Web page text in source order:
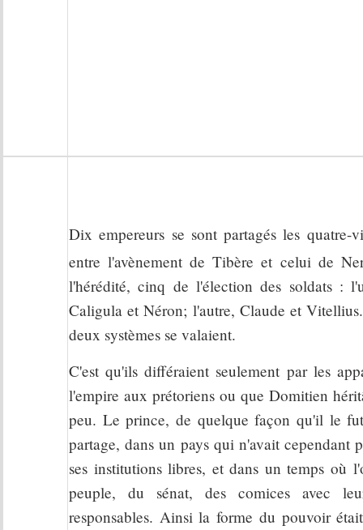
Dix empereurs se sont partagés les quatre-
entre l'avènement de Tibère et celui de
l'hérédité, cinq de l'élection des soldats :
Caligula et Néron; l'autre, Claude et
deux systèmes se valaient.
C'est qu'ils différaient seulement par les
l'empire aux prétoriens ou que Domitien
peu. Le prince, de quelque façon qu'il le
partage, dans un pays qui n'avait cependant
ses institutions libres, et dans un temps où
peuple, du sénat, des comices avec
responsables. Ainsi la forme du pouvoir